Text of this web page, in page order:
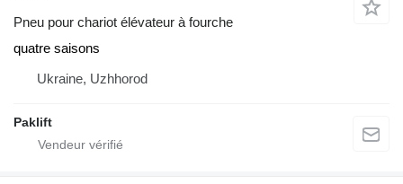
Pneu pour chariot élévateur à fourche
quatre saisons
Ukraine, Uzhhorod
Paklift